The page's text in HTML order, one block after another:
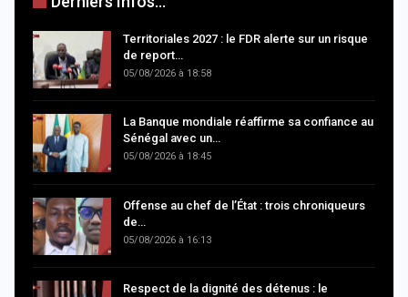
Territoriales 2027 : le FDR alerte sur un risque
de report…
05/08/2026 à 18:58
La Banque mondiale réaffirme sa confiance au
Sénégal avec un…
05/08/2026 à 18:45
Offense au chef de l’État : trois chroniqueurs
de…
05/08/2026 à 16:13
Respect de la dignité des détenus : le